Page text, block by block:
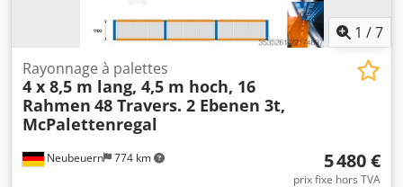
1 /7
Neubeuern 774 km
Rayonnage à palettes
4 x 8,5 m lang, 4,5 m hoch, 16
Rahmen 48 Travers. 2 Ebenen 3t,
McPalettenregal
5 480 €
prix fixe hors TVA